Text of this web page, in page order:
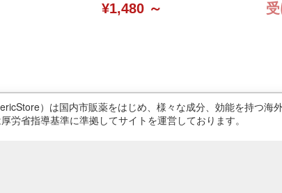
¥1,480 ～
）は国内市販薬をはじめ、様々な成分、効能を持つ
省指導基準に準拠してサイトを運営しております。